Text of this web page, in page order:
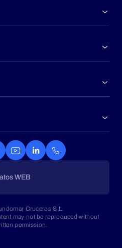
WEB
Cruceros S.L.
may not be reproduced without
permission.